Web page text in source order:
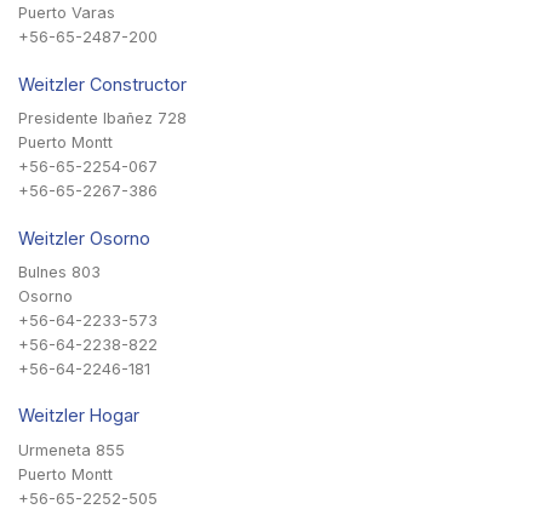
Puerto Varas
+56-65-2487-200
Weitzler Constructor
Presidente Ibañez 728
Puerto Montt
+56-65-2254-067
+56-65-2267-386
Weitzler Osorno
Bulnes 803
Osorno
+56-64-2233-573
+56-64-2238-822
+56-64-2246-181
Weitzler Hogar
Urmeneta 855
Puerto Montt
+56-65-2252-505